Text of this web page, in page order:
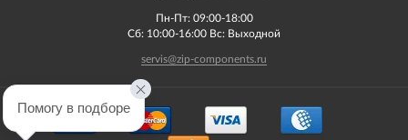
Пн-Пт: 09:00-18:00
Сб: 10:00-16:00 Вс: Выходной
servis@zip-components.ru
Помогу в подборе